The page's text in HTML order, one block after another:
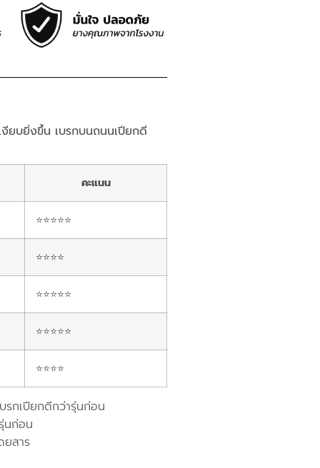
ยบยิ่งขึ้น เบรกบนถนนเปียกดี
คะแนน
⭐⭐⭐⭐⭐
⭐⭐⭐⭐
⭐⭐⭐⭐⭐
⭐⭐⭐⭐⭐
⭐⭐⭐⭐
กเปียกดีกว่ารุ่นก่อน
นก่อน
ยสาร